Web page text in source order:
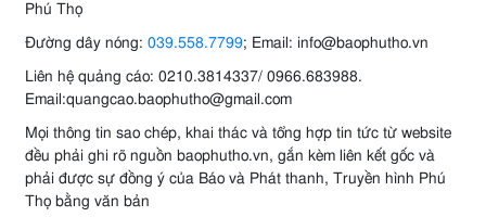
Phú Thọ
Đường dây nóng: 039.558.7799; Email: info@baophutho.vn
Liên hệ quảng cáo: 0210.3814337/ 0966.683988.
Email:quangcao.baophutho@gmail.com
Mọi thông tin sao chép, khai thác và tổng hợp tin tức từ website
đều phải ghi rõ nguồn baophutho.vn, gắn kèm liên kết gốc và
phải được sự đồng ý của Báo và Phát thanh, Truyền hình Phú
Thọ bằng văn bản